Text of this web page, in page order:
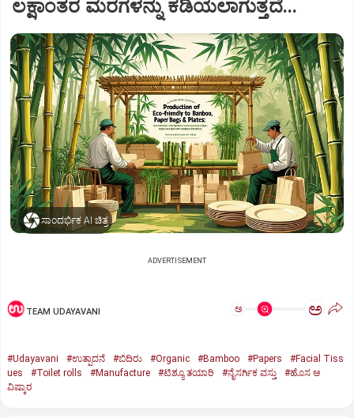
ಲಕ್ಷಾಂತರ ಮರಗಳನ್ನು ಕಡಿಯಲಾಗುತ್ತದೆ...
ಸಾಂದರ್ಭಿಕ AI ಚಿತ್ರ
ADVERTISEMENT
TEAM UDAYAVANI ಅ ಅ
#Udayavani #ಉತ್ಪಾದನೆ #ಬಿದಿರು #Organic #Bamboo #Papers
#Facial Tiss
ues
#Toilet rolls #Manufacture #ಟಿಶ್ಯೂ ತಯಾರಿ #ನೈಸರ್ಗಿಕ ವಸ್ತು
#ಹೊಸ ಆ
ವಿಷ್ಕಾರ